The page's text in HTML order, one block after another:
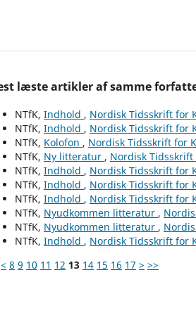
læste artikler af samme
NTfK, Indhold , Nordisk Tidsskrift for
NTfK, Indhold , Nordisk Tidsskrift for
NTfK, Kolofon , Nordisk Tidsskrift for
NTfK, Ny litteratur , Nordisk
NTfK, Indhold , Nordisk Tidsskrift for
NTfK, Indhold , Nordisk Tidsskrift for
NTfK, Indhold , Nordisk Tidsskrift for
NTfK, Nyudkommen litteratur ,
NTfK, Nyudkommen litteratur ,
NTfK, Indhold , Nordisk Tidsskrift for
< 8 9 10 11 12 13 14 15 16 17 > >>